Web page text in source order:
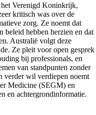
Verenigd Koninkrijk,
kritisch was over de
zorg. Ze noemt dat
beleid hebben herzien en dat
Australië volgt deze
Ze pleit voor open gesprek
bij professionals, en
van standpunten zonder
verder wil verdiepen noemt
Medicine (SEGM) en
en achtergrondinformatie.